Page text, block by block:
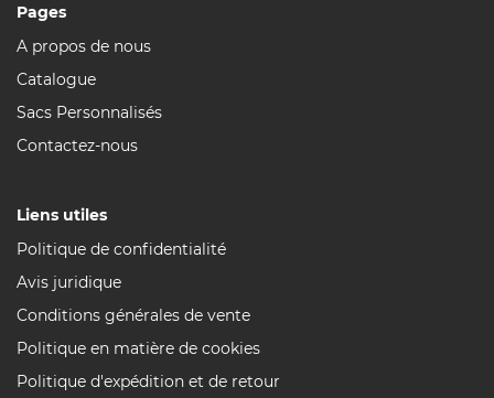
Pages
A propos de nous
Catalogue
Sacs Personnalisés
Contactez-nous
Liens utiles
Politique de confidentialité
Avis juridique
Conditions générales de vente
Politique en matière de cookies
Politique d'expédition et de retour